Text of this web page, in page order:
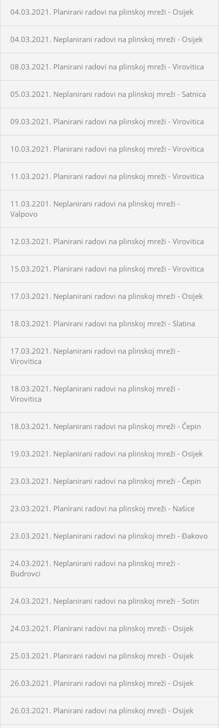
04.03.2021. Planirani radovi na plinskoj mreži - Osijek
04.03.2021. Neplanirani radovi na plinskoj mreži - Osijek
08.03.2021. Planirani radovi na plinskoj mreži - Virovitica
05.03.2021. Neplanirani radovi na plinskoj mreži - Satnica
09.03.2021. Planirani radovi na plinskoj mreži - Virovitica
10.03.2021. Planirani radovi na plinskoj mreži - Virovitica
11.03.2021. Planirani radovi na plinskoj mreži - Virovitica
11.03.2201. Neplanirani radovi na plinskoj mreži -
Valpovo
12.03.2021. Planirani radovi na plinskoj mreži - Virovitica
15.03.2021. Planirani radovi na plinskoj mreži - Virovitica
17.03.2021. Neplanirani radovi na plinskoj mreži - Osijek
18.03.2021. Planirani radovi na plinskoj mreži - Slatina
17.03.2021. Neplanirani radovi na plinskoj mreži -
Virovitica
18.03.2021. Neplanirani radovi na plinskoj mreži -
Virovitica
18.03.2021. Neplanirani radovi na plinskoj mreži - Čepin
19.03.2021. Neplanirani radovi na plinskoj mreži - Osijek
23.03.2021. Neplanirani radovi na plinskoj mreži - Čepin
23.03.2021. Planirani radovi na plinskoj mreži - Našice
23.03.2021. Neplanirani radovi na plinskoj mreži - Đakovo
24.03.2021. Neplanirani radovi na plinskoj mreži -
Budrovci
24.03.2021. Neplanirani radovi na plinskoj mreži - Sotin
24.03.2021. Planirani radovi na plinskoj mreži - Osijek
25.03.2021. Planirani radovi na plinskoj mreži - Osijek
26.03.2021. Planirani radovi na plinskoj mreži - Osijek
26.03.2021. Planirani radovi na plinskoj mreži - Osijek